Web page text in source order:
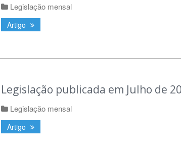
Legislação mensal
Artigo
Legislação publicada em Julho de
Legislação mensal
Artigo